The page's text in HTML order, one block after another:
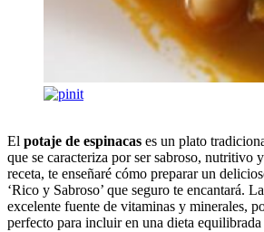
El potaje de espinacas es un plato
que se caracteriza por ser sabroso, nutritivo
receta, te enseñaré cómo preparar un
‘Rico y Sabroso’ que seguro te encantará.
excelente fuente de vitaminas y minerales,
perfecto para incluir en una dieta